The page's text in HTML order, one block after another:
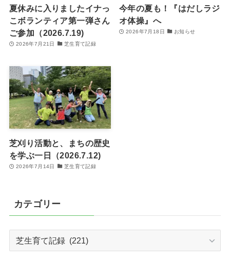
夏休みに入りましたイナっ
こボランティア第一弾さん
ご参加（2026.7.19)
2026年7月21日 芝生育て記録
今年の夏も！『はだしラジ
オ体操』へ
2026年7月18日 お知らせ
芝刈り活動と、まちの歴史
を学ぶ一日（2026.7.12)
2026年7月14日 芝生育て記録
カテゴリー